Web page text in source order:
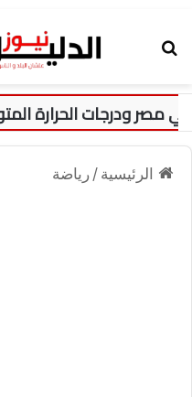
الرئيسية / رياضة